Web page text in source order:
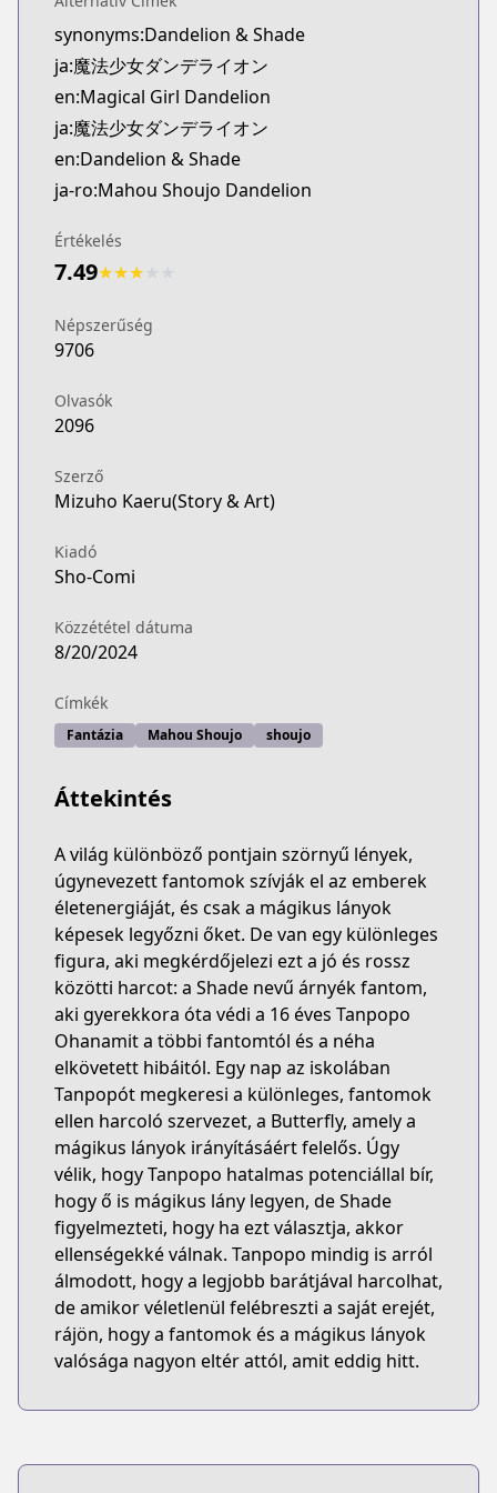
Official English
https://www.viz.com/vizmanga/chapters/
synonyms:Dandelion & Shade
ja:魔法少女ダンデライオン
en:Magical Girl Dandelion
ja:魔法少女ダンデライオン
en:Dandelion & Shade
ja-ro:Mahou Shoujo Dandelion
Értékelés
7.49★★★
Népszerűség
9706
Olvasók
2096
Szerző
Mizuho Kaeru(Story & Art)
Kiadó
Sho-Comi
Közzététel dátuma
8/20/2024
Címkék
Fantázia Mahou Shoujo shoujo
Áttekintés
A világ különböző pontjain szörnyű lények,
úgynevezett fantomok szívják el az emberek
életenergiáját, és csak a mágikus lányok
képesek legyőzni őket. De van egy különleges
figura, aki megkérdőjelezi ezt a jó és rossz
közötti harcot: a Shade nevű árnyék fantom,
aki gyerekkora óta védi a 16 éves Tanpopo
Ohanamit a többi fantomtól és a néha
elkövetett hibáitól. Egy nap az iskolában
Tanpopót megkeresi a különleges, fantomok
ellen harcoló szervezet, a Butterfly, amely a
mágikus lányok irányításáért felelős. Úgy
vélik, hogy Tanpopo hatalmas potenciállal bír,
hogy ő is mágikus lány legyen, de Shade
figyelmezteti, hogy ha ezt választja, akkor
ellenségekké válnak. Tanpopo mindig is arról
álmodott, hogy a legjobb barátjával harcolhat,
de amikor véletlenül felébreszti a saját erejét,
rájön, hogy a fantomok és a mágikus lányok
valósága nagyon eltér attól, amit eddig hitt.